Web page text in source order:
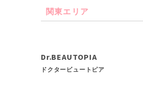
関東エリア
Dr.BEAUTOPIA
ドクタービュートピア